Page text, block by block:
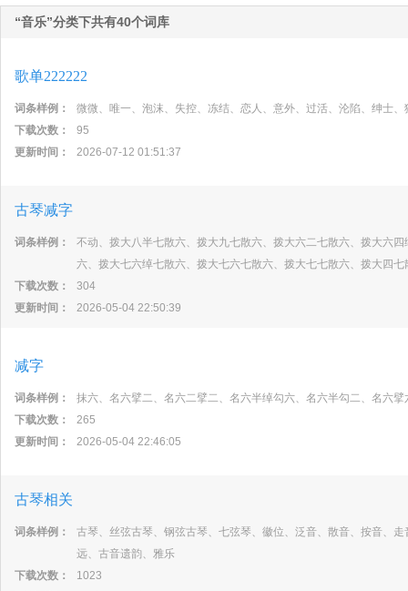
“音乐”分类下共有40个词库
歌单222222
词条样例：
微微、唯一、泡沫、失控、冻结、恋人、意外、过活、沦陷、绅士
下载次数：
95
更新时间：
2026-07-12 01:51:37
古琴减字
词条样例：
不动、拨大八半七散六、拨大九七散六、拨大六二七散六、拨大六
六、拨大七六绰七散六、拨大七六七散六、拨大七七散六、拨大四
下载次数：
304
更新时间：
2026-05-04 22:50:39
减字
词条样例：
抹六、名六擘二、名六二擘二、名六半绰勾六、名六半勾二、名六
下载次数：
265
更新时间：
2026-05-04 22:46:05
古琴相关
词条样例：
古琴、丝弦古琴、钢弦古琴、七弦琴、徽位、泛音、散音、按音、
远、古音遗韵、雅乐
下载次数：
1023